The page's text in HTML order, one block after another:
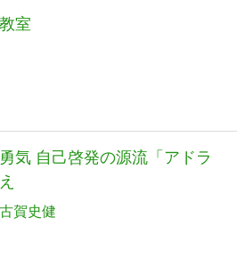
室
気 自己啓発の源流「アドラ
古賀史健